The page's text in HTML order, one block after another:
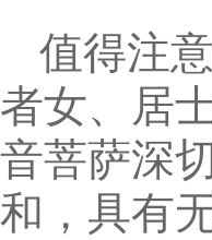
值得注
者女、居
音菩萨深
和，具有